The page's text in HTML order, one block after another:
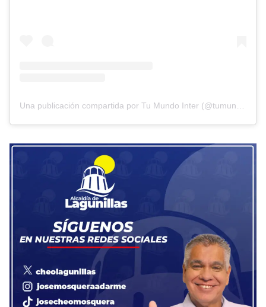
Una publicación compartida por Tu Mundo Inter (@tumundointer)